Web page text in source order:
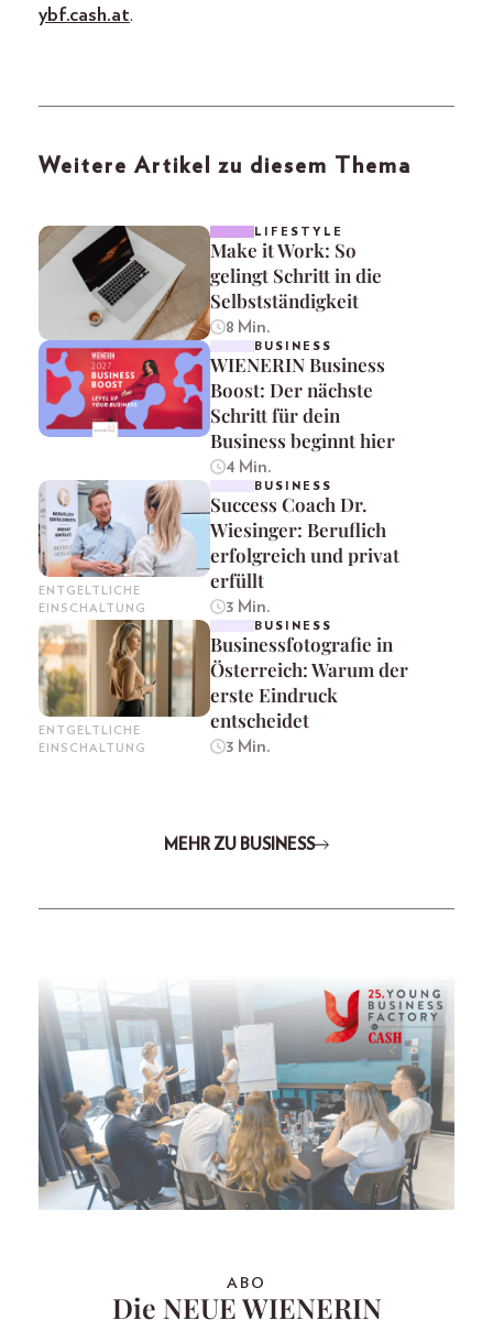
ybf.cash.at.
Weitere Artikel zu diesem Thema
LIFESTYLE
Make it Work: So
gelingt Schritt in die
Selbstständigkeit
8 Min.
BUSINESS
WIENERIN Business
Boost: Der nächste
Schritt für dein
Business beginnt hier
4 Min.
ENTGELTLICHE
EINSCHALTUNG
BUSINESS
Success Coach Dr.
Wiesinger: Beruflich
erfolgreich und privat
erfüllt
3 Min.
ENTGELTLICHE
EINSCHALTUNG
BUSINESS
Businessfotografie in
Österreich: Warum der
erste Eindruck
entscheidet
3 Min.
MEHR ZU BUSINESS
ABO
Die NEUE WIENERIN